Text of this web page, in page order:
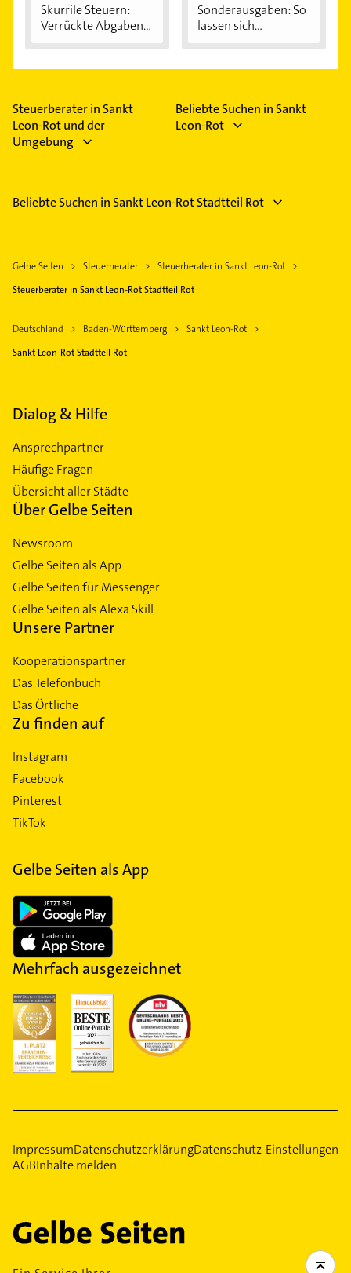
Skurrile Steuern:
Verrückte Abgaben...
Sonderausgaben: So
lassen sich...
Steuerberater in Sankt
Leon-Rot und der
Umgebung
Beliebte Suchen in Sankt
Leon-Rot
Beliebte Suchen in Sankt Leon-Rot Stadtteil Rot
Gelbe Seiten Steuerberater
Steuerberater in Sankt Leon-Rot
Steuerberater in Sankt Leon-Rot Stadtteil Rot
Deutschland Baden-Württemberg
Sankt Leon-Rot
Sankt Leon-Rot Stadtteil Rot
Dialog & Hilfe
Ansprechpartner
Häufige Fragen
Übersicht aller Städte
Über Gelbe Seiten
Newsroom
Gelbe Seiten als App
Gelbe Seiten für Messenger
Gelbe Seiten als Alexa Skill
Unsere Partner
Kooperationspartner
Das Telefonbuch
Das Örtliche
Zu finden auf
Instagram
Facebook
Pinterest
TikTok
Gelbe Seiten als App
Mehrfach ausgezeichnet
ImpressumDatenschutzerklärungDatenschutz-Einstellungen
AGBInhalte melden